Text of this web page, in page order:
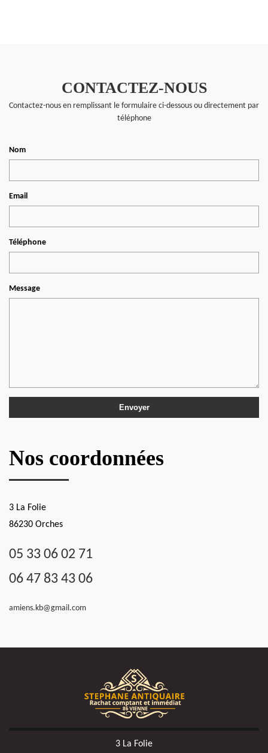
CONTACTEZ-NOUS
Contactez-nous en remplissant le formulaire ci-dessous ou directement par
téléphone
Nom
Email
Téléphone
Message
Nos coordonnées
3 La Folie
86230 Orches
05 33 06 02 71
06 47 83 43 06
amiens.kb@gmail.com
3 La Folie